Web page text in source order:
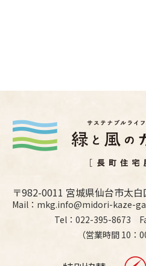
〒982-0011 宮城県仙台市太
Mail：mkg.info@midori-kaze-
Tel：022-395-8673
（営業時間 10：